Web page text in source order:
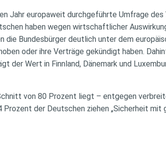
Jahr europaweit durchgeführte Umfrage
haben wegen wirtschaftlicher
die Bundesbürger deutlich unter dem
oder ihre Verträge gekündigt haben.
der Wert in Finnland, Dänemark und
von 80 Prozent liegt – entgegen
der Deutschen ziehen „Sicherheit mit